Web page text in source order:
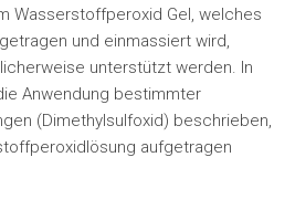
Wasserstoffperoxid Gel, welches
und einmassiert wird,
unterstützt werden. In
Anwendung bestimmter
(Dimethylsulfoxid) beschrieben,
aufgetragen